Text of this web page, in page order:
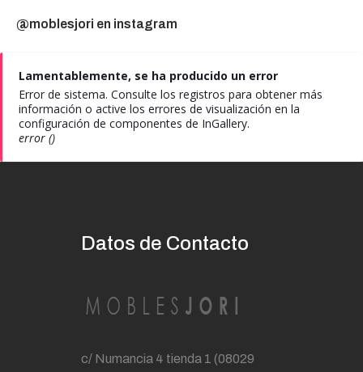
@moblesjori en instagram
Lamentablemente, se ha producido un error
Error de sistema. Consulte los registros para obtener más
información o active los errores de visualización en la
configuración de componentes de InGallery.
error ()
Datos de Contacto
c/ Numancia 4 tienda 1 (08029